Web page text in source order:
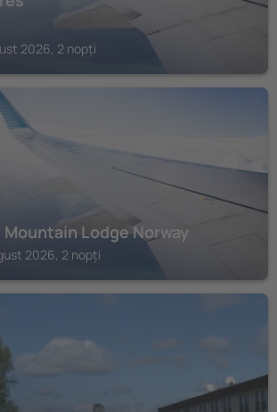
2026, 2 nopți
Lodge Norway
2026, 2 nopți